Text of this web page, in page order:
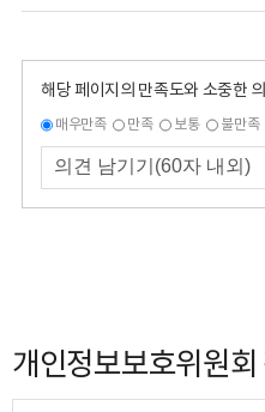
해당 페이지의 만족도와 소중한
매우만족 만족 보통 불만족
개인정보보호위원